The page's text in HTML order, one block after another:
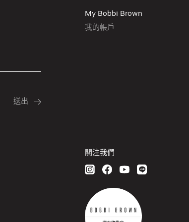
My Bobbi Brown
我的帳戶
關注我們